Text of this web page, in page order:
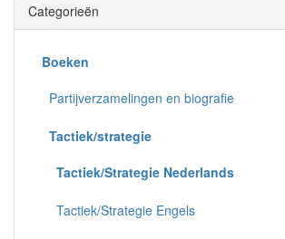
Categorieën
Boeken
Partijverzamelingen en biografie
Tactiek/strategie
Tactiek/Strategie Nederlands
Tactiek/Strategie Engels